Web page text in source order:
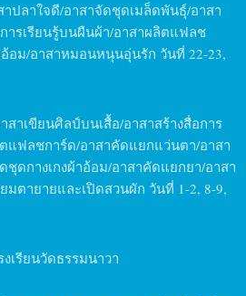
ปลาใจดี/อาสาจัดชุดเมล็ดพันธุ์/อาสา
ารเรียนรู้บนผืนผ้า/อาสาผลิตแฟลช
อ้อม/อาสาหมอนหนุนอุ่นรัก วันที่ 22-23,
สาเขียนศิลป์บนเสื้อ/อาสาสร้างสื่อการ
แฟลชการ์ด/อาสาคัดแยกแว่นตา/อาสา
ดกางเกงผ้าอ้อม/อาสาคัดแยกยา/อาสา
มตายายและเปิดสวนผัก วันที่ 1-2, 8-9,
งเรียนวัดธรรมนาวา